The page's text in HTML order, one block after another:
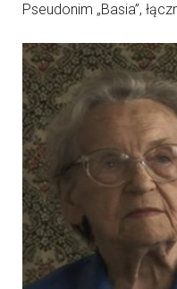
Pseudonim „Basia”,